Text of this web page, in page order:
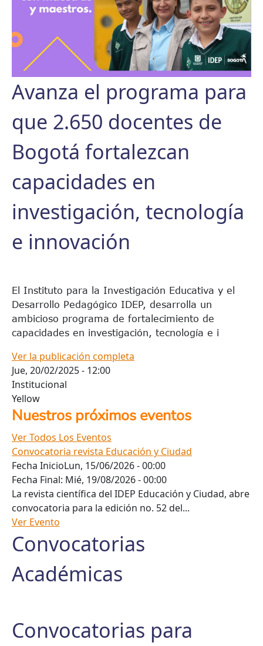
Avanza el programa para
que 2.650 docentes de
Bogotá fortalezcan
capacidades en
investigación, tecnología
e innovación
El Instituto para la Investigación Educativa y el
Desarrollo Pedagógico IDEP, desarrolla un
ambicioso programa de fortalecimiento de
capacidades en investigación, tecnología e i
Ver la publicación completa
Jue, 20/02/2025 - 12:00
Institucional
Yellow
Nuestros próximos eventos
Ver Todos Los Eventos
Convocatoria revista Educación y Ciudad
Fecha InicioLun, 15/06/2026 - 00:00
Fecha Final: Mié, 19/08/2026 - 00:00
La revista científica del IDEP Educación y Ciudad, abre
convocatoria para la edición no. 52 del...
Ver Evento
Convocatorias
Académicas
Convocatorias para